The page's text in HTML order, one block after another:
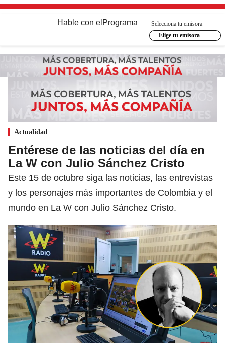
Hable con el Programa
Selecciona tu emisora
Elige tu emisora
Actualidad
Entérese de las noticias del día en
La W con Julio Sánchez Cristo
Este 15 de octubre siga las noticias, las entrevistas
y los personajes más importantes de Colombia y el
mundo en La W con Julio Sánchez Cristo.